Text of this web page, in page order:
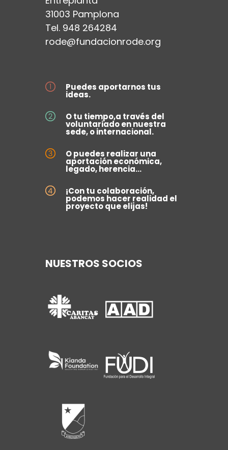
31003 Pamplona
Tel. 948 264284
rode@fundacionrode.org
Puedes aportarnos tus
ideas.
O tu tiempo,a través del
voluntariado en nuestra
sede, o internacional.
O puedes realizar una
aportación económica,
legado, herencia...
¡Con tu colaboración,
podemos hacer realidad el
proyecto que elijas!
NUESTROS SOCIOS